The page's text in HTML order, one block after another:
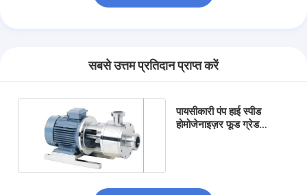
सबसे उत्तम प्रतिदान प्राप्त करें
पायसीकारी पंप हाई स्पीड
होमोजेनाइज़र फूड ग्रेड